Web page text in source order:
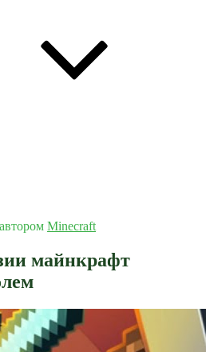
автором Minecraft
майнкрафт